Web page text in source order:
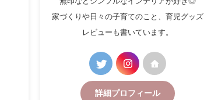
家づくりや日々の子育てのこと、育児グッズ
レビューも書いています。
詳細プロフィール